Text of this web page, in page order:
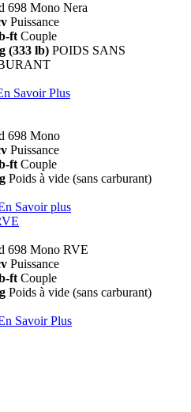
698 Mono Nera
Puissance
ft Couple
(333 lb) POIDS SANS
Savoir Plus
698 Mono
Puissance
ft Couple
Poids à vide (sans carburant)
Savoir plus
698 Mono RVE
Puissance
ft Couple
Poids à vide (sans carburant)
Savoir Plus